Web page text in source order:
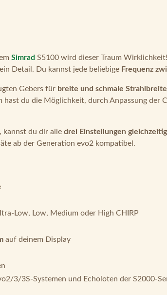
Simrad S5100 wird dieser Traum
Detail. Du kannst jede beliebige Frequenz
Gebers für breite und schmale
hast du die Möglichkeit, durch Anpassung der
kannst du dir alle drei Einstellungen
ab der Generation evo2 kompatibel.
Low, Low, Medium oder High CHIRP
auf deinem Display
3/3S-Systemen und Echoloten der S2000-